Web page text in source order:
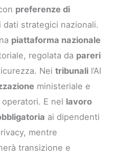
preferenze di
dati strategici nazionali.
piattaforma nazionale
regolata da pareri
Neitribunali l’AI
ministeriale e
E nel lavoro
ai dipendenti
mentre
transizione e